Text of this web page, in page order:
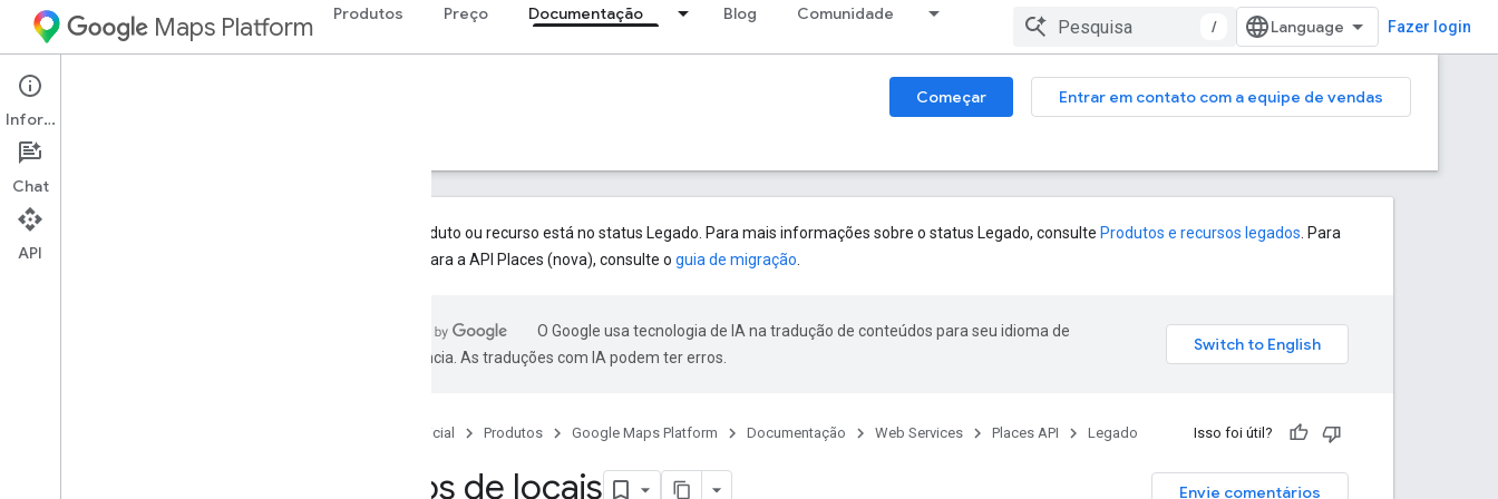
Maps Platform Produtos Preço Documentação Blog Comunidade
/ Fazer login
Web Services Começar
Entrar em contato com a equipe de vendas
Guias
Este produto ou recurso está no status Legado. Para mais informações sobre o status Legado, consulte Produtos e recursos legados . Para
migrar para a API Places (nova), consulte o guia de migração
O Google usa tecnologia de IA na tradução de conteúdos para seu idioma de
preferência. As traduções com IA podem ter erros.
Página inicial Produtos Google Maps Platform Documentação Web Services Places API Legado Isso foi útil?
Envie comentários
Tipos de locais
Informações
Chat
API